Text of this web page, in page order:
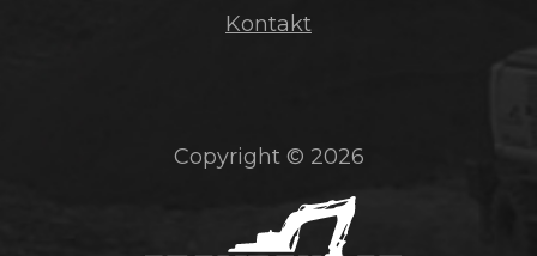
Kontakt
Copyright © 2026